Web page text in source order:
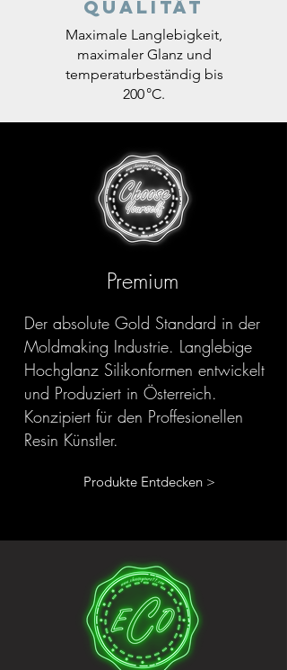
Qualität
Maximale Langlebigkeit,
maximaler Glanz und
temperaturbeständig bis
200 °C.
Premium
Der absolute Gold Standard in der
Moldmaking Industrie. Langlebige
Hochglanz Silikonformen entwickelt
und Produziert in Österreich.
Konzipiert für den Proffesionellen
Resin Künstler.
Produkte Entdecken >